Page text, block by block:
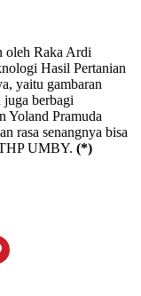
oleh Raka Ardi
Hasil Pertanian
yaitu gambaran
berbagi
Yoland Pramuda
rasa senangnya bisa
UMBY. (*)